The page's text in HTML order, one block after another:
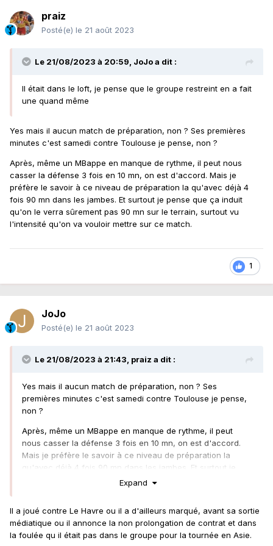
praiz
Posté(e) le 21 août 2023
Le 21/08/2023 à 20:59, JoJoa dit :
Il était dans le loft, je pense que le groupe restreint en a fait
une quand même
Yes mais il aucun match de préparation, non ? Ses premières
minutes c'est samedi contre Toulouse je pense, non ?
Après, même un MBappe en manque de rythme, il peut nous
casser la défense 3 fois en 10 mn, on est d'accord. Mais je
préfère le savoir à ce niveau de préparation la qu'avec déjà 4
fois 90 mn dans les jambes. Et surtout je pense que ça induit
qu'on le verra sûrement pas 90 mn sur le terrain, surtout vu
l'intensité qu'on va vouloir mettre sur ce match.
1
JoJo
Posté(e) le 21 août 2023
Le 21/08/2023 à 21:43, praiz a dit :
Yes mais il aucun match de préparation, non ? Ses
premières minutes c'est samedi contre Toulouse je pense,
non ?
Après, même un MBappe en manque de rythme, il peut
nous casser la défense 3 fois en 10 mn, on est d'accord.
Mais je préfère le savoir à ce niveau de préparation la
qu'avec déjà 4 fois 90 mn dans les jambes. Et surtout je
pense que ça induit qu'on le verra sûrement pas 90 mn sur
Expand
Il a joué contre Le Havre ou il a d'ailleurs marqué, avant sa sortie
médiatique ou il annonce la non prolongation de contrat et dans
la foulée qu il était pas dans le groupe pour la tournée en Asie.